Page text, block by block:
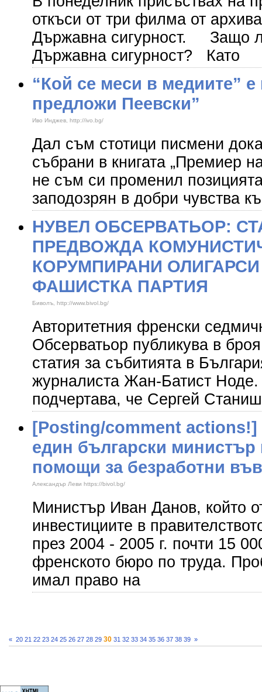
откъси от три филма от
Държавна сигурност. Защо
Държавна сигурност? Като
“Кой се меси в медиите” е
предложи Пеевски”
Иво Инджев, http://ivo.bg/
Дал съм стотици писмени
събрани в книгата „Премиер
не съм си променил
заподозрян в добри чувства
НУВЕЛ ОБСЕРВАТЬОР:
ПРЕДВОЖДА
КОРУМПИРАНИ
ФАШИСТКА ПАРТИЯ
Биволъ, http://www.bivol.bg/
Авторитетния френски
Обсерватьор публикува в
статия за събитията в
журналиста Жан-Батист Ноде.
подчертава, че Сергей
[Posting/comment actions!]
един български
помощи за безработни
Александър Леви https://bivol.bg/
Министър Иван Данов, който
инвестициите в
през 2004 - 2005 г. почти 15
френското бюро по труда.
имал право на
« 20 21 22 23 24 25 26 27 28 29 30 31 32 33 34 35 36 37 38 39 »